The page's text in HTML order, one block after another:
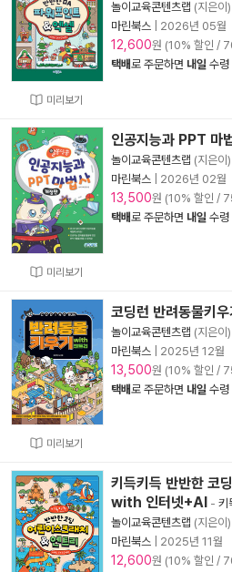
미리보기
놀이교육콘텐츠랩 (지은이)
마린북스
2026년 05월
12,600원 (10% 할인 /
택배로 주문하면 내일 수령
미리보기
인공지능과 PPT 마
놀이교육콘텐츠랩 (지은이)
마린북스
2026년 02월
13,500원 (10% 할인 /
택배로 주문하면 내일 수령
미리보기
코딩런 반려동물키
놀이교육콘텐츠랩 (지은이)
마린북스
2025년 12월
13,500원 (10% 할인 /
택배로 주문하면 내일 수령
키득키득 반반한 코
with 인터넷+AI - 키
놀이교육콘텐츠랩 (지은이)
마린북스
2025년 11월
12,600원 (10% 할인 /